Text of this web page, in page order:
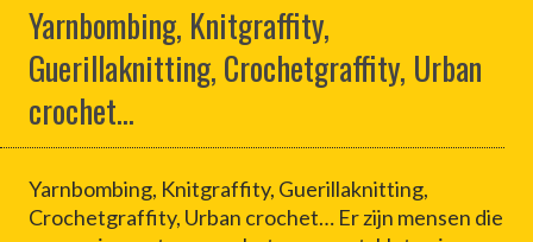
Yarnbombing, Knitgraffity,
Guerillaknitting, Crochetgraffity, Urban
crochet…
Yarnbombing, Knitgraffity, Guerillaknitting,
Crochetgraffity, Urban crochet… Er zijn mensen die